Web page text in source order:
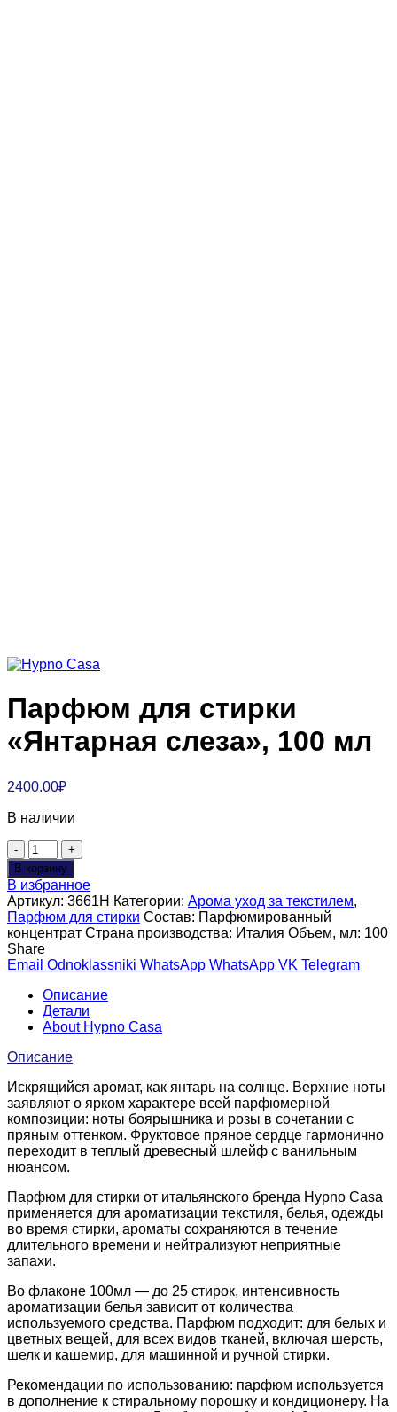
Парфюм для стирки
«Янтарная слеза», 100 мл
2400.00₽
В наличии
Количество
товара
Парфюм
для
стирки
"Янтарная
слеза",
100
мл
В корзину
В избранное
Артикул: 3661H Категории: Арома уход за текстилем,
Парфюм для стирки Состав: Парфюмированный
концентрат Страна производства: Италия Объем, мл: 100
Share
Email Odnoklassniki WhatsApp WhatsApp VK Telegram
Описание
Детали
About Hypno Casa
Описание
Искрящийся аромат, как янтарь на солнце. Верхние ноты
заявляют о ярком характере всей парфюмерной
композиции: ноты боярышника и розы в сочетании с
пряным оттенком. Фруктовое пряное сердце гармонично
переходит в теплый древесный шлейф с ванильным
нюансом.
Парфюм для стирки от итальянского бренда Hypno Casa
применяется для ароматизации текстиля, белья, одежды
во время стирки, ароматы сохраняются в течение
длительного времени и нейтрализуют неприятные
запахи.
Во флаконе 100мл — до 25 стирок, интенсивность
ароматизации белья зависит от количества
используемого средства. Парфюм подходит: для белых и
цветных вещей, для всех видов тканей, включая шерсть,
шелк и кашемир, для машинной и ручной стирки.
Рекомендации по использованию: парфюм используется
в дополнение к стиральному порошку и кондиционеру. На